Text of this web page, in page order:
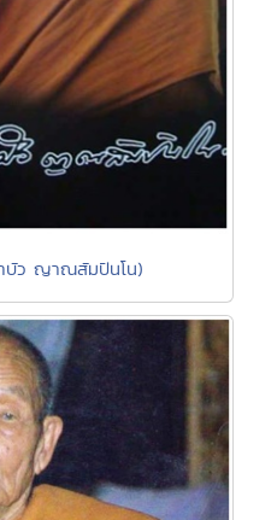
บัว ญาณสัมปันโน)